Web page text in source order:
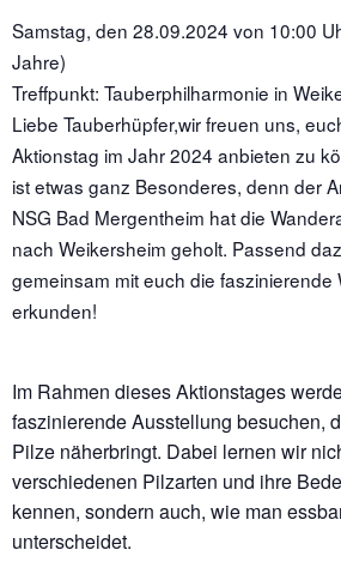
Samstag, den 28.09.2024 von 10:00
Jahre)
Treffpunkt: Tauberphilharmonie in
Liebe Tauberhüpfer,wir freuen uns,
Aktionstag im Jahr 2024 anbieten zu
ist etwas ganz Besonderes, denn der
NSG Bad Mergentheim hat die
nach Weikersheim geholt. Passend
gemeinsam mit euch die faszinierende
erkunden!
Im Rahmen dieses Aktionstages
faszinierende Ausstellung besuchen,
Pilze näherbringt. Dabei lernen wir
verschiedenen Pilzarten und ihre
kennen, sondern auch, wie man
unterscheidet.